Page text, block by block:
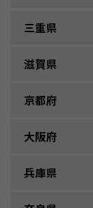
三重県
滋賀県
京都府
大阪府
兵庫県